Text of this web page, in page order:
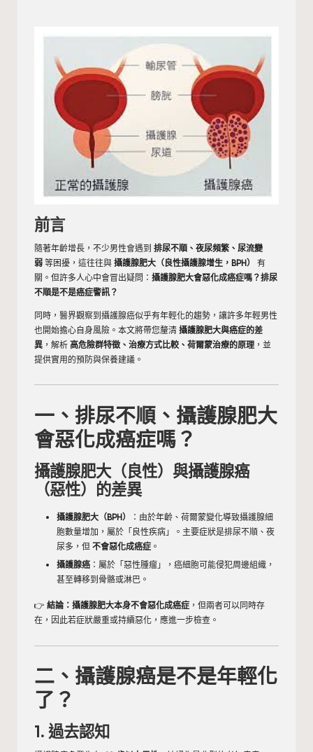
前言
隨著年齡增長，不少男性會遇到 排尿不順、夜尿頻繁、尿流變
弱 等困擾，這往往與 攝護腺肥大（良性攝護腺增生，BPH）
有
關。但許多人心中會冒出疑問： 攝護腺肥大會惡化成癌症嗎？排尿
不順是不是癌症警訊？
同時，醫界觀察到攝護腺癌似乎有年輕化的趨勢，讓許多年輕男性
也開始擔心自身風險。本文將帶您釐清 攝護腺肥大與癌症的差
異 ，解析 高危險群特徵、治療方式比較、荷爾蒙治療的原理 ，並
提供實用的預防與保養建議。
一、排尿不順、攝護腺肥大
會惡化成癌症嗎？
攝護腺肥大（良性）與攝護腺癌
（惡性）的差異
攝護腺肥大（BPH）
：由於年齡、荷爾蒙變化導致攝護腺細
胞數量增加，屬於「良性疾病」。主要症狀是排尿不順、夜
尿多，但 不會惡化成癌症 。
攝護腺癌 ：屬於「惡性腫瘤」，癌細胞可能侵犯周邊組織，
甚至轉移到骨骼或淋巴。
👉 結論：攝護腺肥大本身不會惡化成癌症 ，但兩者可以同時存
在，因此若症狀嚴重或持續惡化，應進一步檢查。
二、攝護腺癌是不是年輕化
了？
1. 過去認知